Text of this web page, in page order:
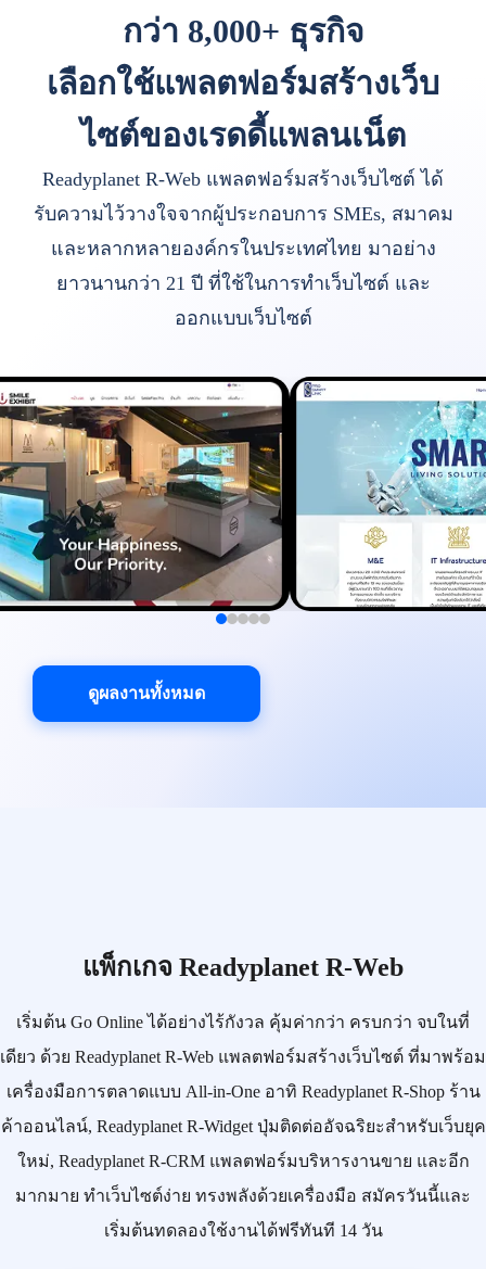
กว่า 8,000+ ธุรกิจ
เลือกใช้แพลตฟอร์มสร้างเว็บ
ไซต์ของเรดดี้แพลนเน็ต
Readyplanet R-Web แพลตฟอร์มสร้างเว็บไซต์ ได้
รับความไว้วางใจจากผู้ประกอบการ SMEs, สมาคม
และหลากหลายองค์กรในประเทศไทย มาอย่าง
ยาวนานกว่า 21 ปี ที่ใช้ในการทำเว็บไซต์ และ
ออกแบบเว็บไซต์
ดูผลงานทั้งหมด
แพ็กเกจ Readyplanet R-Web
เริ่มต้น Go Onlineได้อย่างไร้กังวล คุ้มค่ากว่า ครบกว่า จบในที่
เดียว ด้วย Readyplanet R-Web แพลตฟอร์มสร้างเว็บไซต์ ที่มาพร้อม
เครื่องมือการตลาดแบบ All-in-Oneอาทิ Readyplanet R-Shopร้าน
ค้าออนไลน์, Readyplanet R-Widgetปุ่มติดต่ออัจฉริยะสำหรับเว็บยุค
ใหม่, Readyplanet R-CRMแพลตฟอร์มบริหารงานขาย และอีก
มากมาย ทำเว็บไซต์ง่าย ทรงพลังด้วยเครื่องมือ สมัครวันนี้และ
เริ่มต้นทดลองใช้งานได้ฟรีทันที 14 วัน